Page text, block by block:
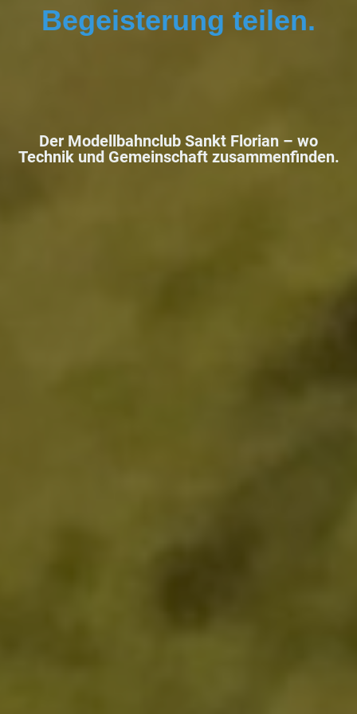
Begeisterung teilen.
Der Modellbahnclub Sankt Florian – wo
Technik und Gemeinschaft zusammenfinden.